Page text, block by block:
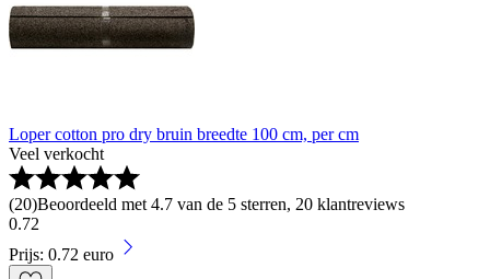
Loper cotton pro dry bruin breedte 100 cm, per cm
Veel verkocht
(20)Beoordeeld met 4.7 van de 5 sterren, 20 klantreviews
0.72
Prijs: 0.72 euro